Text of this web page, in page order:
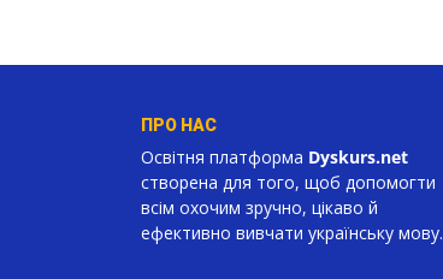
ПРО НАС
Освітня платформа Dyskurs.net
створена для того, щоб допомогти
всім охочим зручно, цікаво й
ефективно вивчати українську мову.